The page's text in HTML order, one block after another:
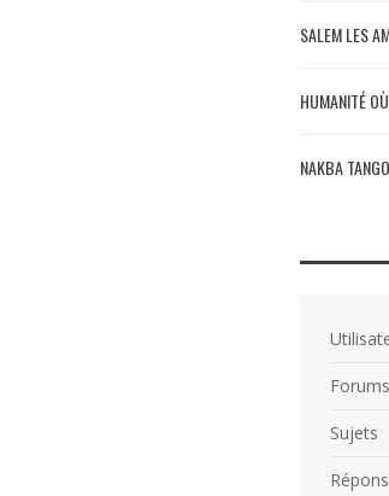
SALEM LES
HUMANITÉ
NAKBA
Forums
Sujets